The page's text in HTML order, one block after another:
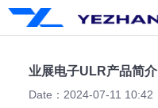
业展电子ULR产品简介
Date：2024-07-11 10:42